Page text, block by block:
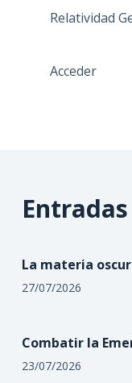
Relatividad
Acceder
La materia
27/07/2026
Combatir la
23/07/2026